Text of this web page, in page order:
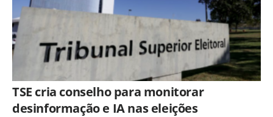
TSE cria conselho para monitorar
desinformação e IA nas eleições